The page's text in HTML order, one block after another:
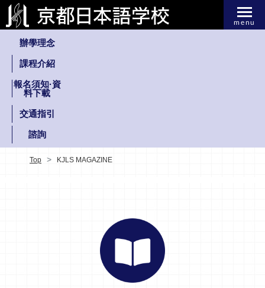
menu
辦學理念
課程介紹
報名須知·資
料下載
交通指引
諮詢
Top KJLS MAGAZINE